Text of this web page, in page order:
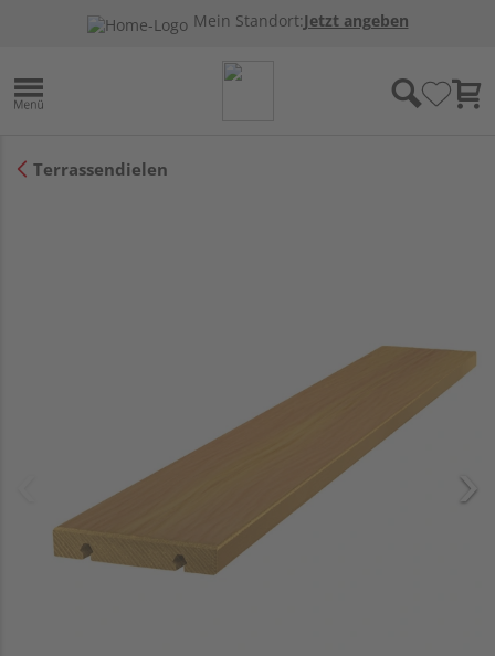
Mein Standort:Jetzt angeben
Terrassendielen